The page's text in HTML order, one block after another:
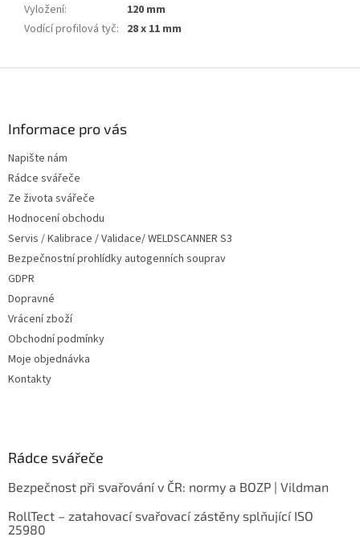
Vyložení:
120 mm
Vodící profilová tyč: 28 x 11 mm
Informace pro vás
Napište nám
Rádce svářeče
Ze života svářeče
Hodnocení obchodu
Servis / Kalibrace / Validace/ WELDSCANNER S3
Bezpečnostní prohlídky autogenních souprav
GDPR
Dopravné
Vrácení zboží
Obchodní podmínky
Moje objednávka
Kontakty
Rádce svářeče
Bezpečnost při svařování v ČR: normy a BOZP | Vildman
RollTect – zatahovací svařovací zástěny splňující ISO
25980